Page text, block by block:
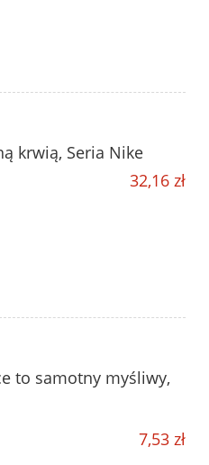
krwią, Seria Nike
32,16 zł
to samotny myśliwy,
7,53 zł